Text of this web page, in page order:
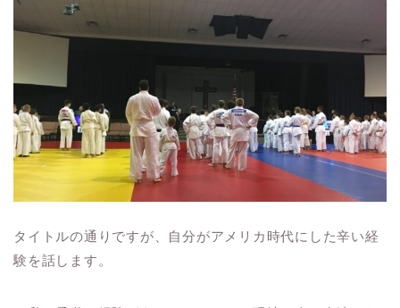
タイトルの通りですが、自分がアメリカ時代にした辛い経
験を話します。